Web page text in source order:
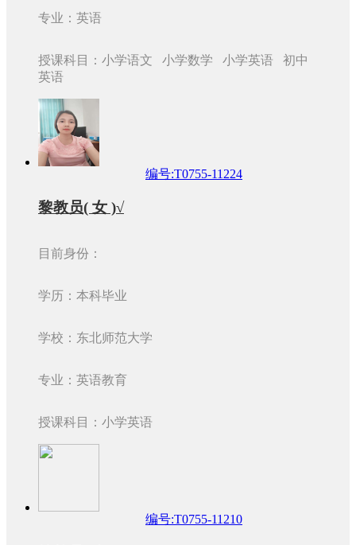
专业：英语
授课科目：小学语文 小学数学 小学英语 初中
英语
编号:T0755-11224
黎教员( 女 )√
目前身份：
学历：本科毕业
学校：东北师范大学
专业：英语教育
授课科目：小学英语
编号:T0755-11210